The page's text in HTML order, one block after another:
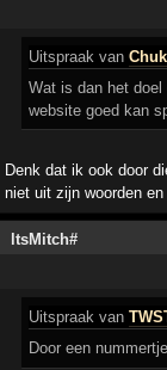
Uitspraak van
Wat is dan het
website goed kan
Denk dat ik ook door
niet uit zijn woorden
ltsMitch#
Uitspraak van
Door een